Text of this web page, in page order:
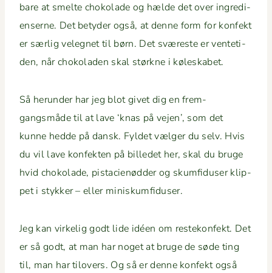
bare at smelte choko­lade og hælde det over ingre­di­
enserne. Det bety­der også, at denne form for kon­fekt
er særlig veleg­net til børn. Det sværeste er ven­te­ti­
den, når choko­laden skal størkne i køleskabet.
Så herun­der har jeg blot givet dig en frem­
gangsmåde til at lave ‘knas på vejen’, som det
kunne hed­de på dan­sk. Fyldet væl­ger du selv. Hvis
du vil lave kon­fek­ten på billedet her, skal du bruge
hvid choko­lade, pista­cienød­der og skum­fiduser klip­
pet i stykker – eller miniskumfiduser.
Jeg kan virke­lig godt lide idéen om restekon­fekt. Det
er så godt, at man har noget at bruge de søde ting
til, man har tilovers. Og så er denne kon­fekt også